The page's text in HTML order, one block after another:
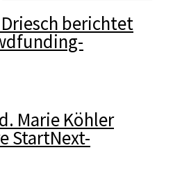
berichtet
Marie Köhler
StartNext-